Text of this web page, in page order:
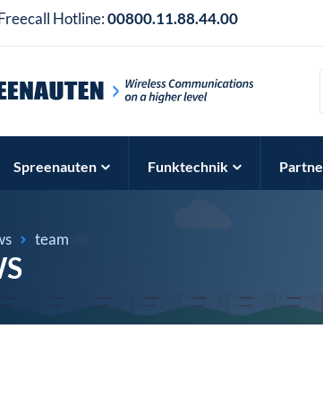
Hotline:00800.11.88.44.00
Spreenauten Funktechnik
team